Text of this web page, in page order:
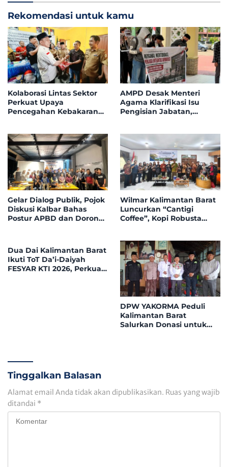
Rekomendasi untuk kamu
Kolaborasi Lintas Sektor
Perkuat Upaya
Pencegahan Kebakaran
AMPD Desak Menteri
Agama Klarifikasi Isu
Pengisian Jabatan,
Bidding
Gelar Dialog Publik, Pojok
Diskusi Kalbar Bahas
Postur APBD dan Dorong
Pusat
Wilmar Kalimantan Barat
Luncurkan “Cantigi
Coffee”, Kopi Robusta
Kabupaten Landak
Dua Dai Kalimantan Barat
Ikuti ToT Da’i-Daiyah
FESYAR KTI 2026, Perkuat
DPW YAKORMA Peduli
Kalimantan Barat
Salurkan Donasi untuk
Tinggalkan Balasan
Alamat email Anda tidak akan dipublikasikan. Ruas yang wajib
ditandai *